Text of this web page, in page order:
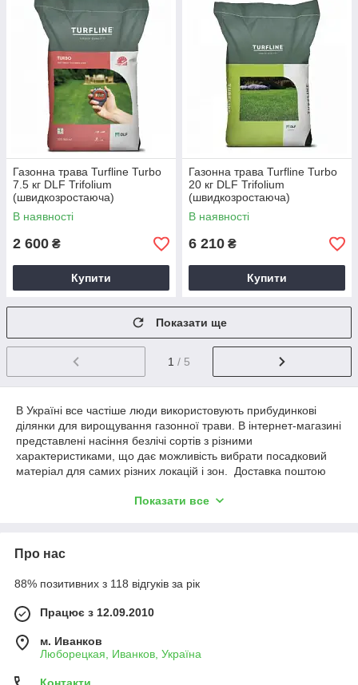
Газонна трава Turfline Turbo
7.5 кг DLF Trifolium
(швидкозростаюча)
В наявності
2 600 ₴
Купити
Газонна трава Turfline Turbo
20 кг DLF Trifolium
(швидкозростаюча)
В наявності
6 210 ₴
Купити
Показати ще
1 / 5
В Україні все частіше люди використовують прибудинкові
ділянки для вирощування газонної трави. В інтернет-магазині
представлені насіння безлічі сортів з різними
характеристиками, що дає можливість вибрати посадковий
матеріал для самих різних локацій і зон. Доставка поштою
можна приступати до закладення майбутнього газону.
сусідам. Рослини відрізняються за такими характеристиками,
естетичним якостям. Можна придбати суміші декоративною,
трави. Низькорослі рослини типу «ліліпут» чудово підходять
Оптимальний варіант для дачі, яку відвідують час від часу.
Показати все
Про нас
88% позитивних з 118 відгуків за рік
Працює з 12.09.2010
м. Иванков
Люборецкая, Иванков, Україна